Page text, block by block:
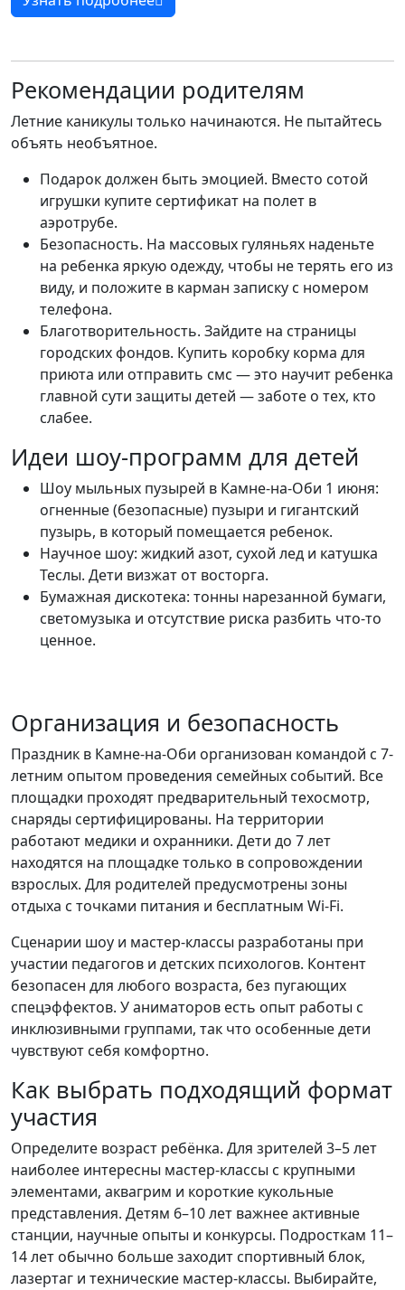
Рекомендации родителям
Летние каникулы только начинаются. Не пытайтесь
объять необъятное.
Подарок должен быть эмоцией. Вместо сотой
игрушки купите сертификат на полет в
аэротрубе.
Безопасность. На массовых гуляньях наденьте
на ребенка яркую одежду, чтобы не терять его из
виду, и положите в карман записку с номером
телефона.
Благотворительность. Зайдите на страницы
городских фондов. Купить коробку корма для
приюта или отправить смс — это научит ребенка
главной сути защиты детей — заботе о тех, кто
слабее.
Идеи шоу-программ для детей
Шоу мыльных пузырей в Камне-на-Оби 1 июня:
огненные (безопасные) пузыри и гигантский
пузырь, в который помещается ребенок.
Научное шоу: жидкий азот, сухой лед и катушка
Теслы. Дети визжат от восторга.
Бумажная дискотека: тонны нарезанной бумаги,
светомузыка и отсутствие риска разбить что-то
ценное.
Организация и безопасность
Праздник в Камне-на-Оби организован командой с 7-
летним опытом проведения семейных событий. Все
площадки проходят предварительный техосмотр,
снаряды сертифицированы. На территории
работают медики и охранники. Дети до 7 лет
находятся на площадке только в сопровождении
взрослых. Для родителей предусмотрены зоны
отдыха с точками питания и бесплатным Wi-Fi.
Сценарии шоу и мастер-классы разработаны при
участии педагогов и детских психологов. Контент
безопасен для любого возраста, без пугающих
спецэффектов. У аниматоров есть опыт работы с
инклюзивными группами, так что особенные дети
чувствуют себя комфортно.
Как выбрать подходящий формат
участия
Определите возраст ребёнка. Для зрителей 3–5 лет
наиболее интересны мастер-классы с крупными
элементами, аквагрим и короткие кукольные
представления. Детям 6–10 лет важнее активные
станции, научные опыты и конкурсы. Подросткам 11–
14 лет обычно больше заходит спортивный блок,
лазертаг и технические мастер-классы. Выбирайте,